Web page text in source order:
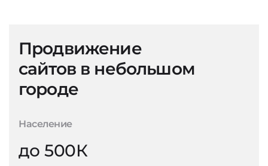
Продвижение
сайтов в небольшом
городе
Население
до 500К